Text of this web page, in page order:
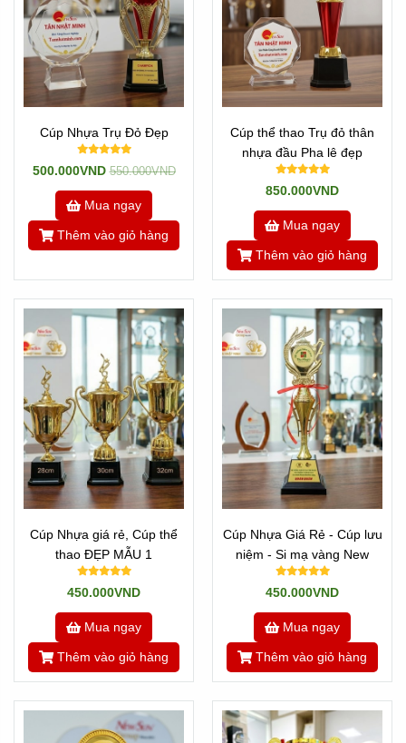
Cúp Nhựa Trụ Đỏ Đẹp
500.000VND 550.000VND
Mua ngay
Thêm vào giỏ hàng
Cúp thể thao Trụ đỏ thân
nhựa đầu Pha lê đẹp
850.000VND
Mua ngay
Thêm vào giỏ hàng
Cúp Nhựa giá rẻ, Cúp thể
thao ĐẸP MẪU 1
450.000VND
Mua ngay
Thêm vào giỏ hàng
Cúp Nhựa Giá Rẻ - Cúp lưu
niệm - Si mạ vàng New
450.000VND
Mua ngay
Thêm vào giỏ hàng